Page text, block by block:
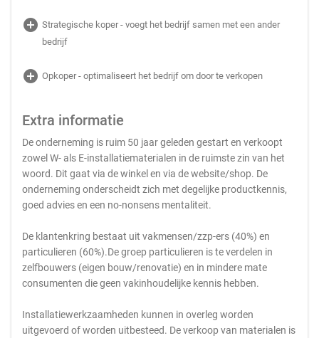
add_circle Strategische koper - voegt het bedrijf samen met een ander
bedrijf
add_circle Opkoper - optimaliseert het bedrijf om door te verkopen
Extra informatie
De onderneming is ruim 50 jaar geleden gestart en verkoopt
zowel W- als E-installatiematerialen in de ruimste zin van het
woord. Dit gaat via de winkel en via de website/shop. De
onderneming onderscheidt zich met degelijke productkennis,
goed advies en een no-nonsens mentaliteit.
De klantenkring bestaat uit vakmensen/zzp-ers (40%) en
particulieren (60%).De groep particulieren is te verdelen in
zelfbouwers (eigen bouw/renovatie) en in mindere mate
consumenten die geen vakinhoudelijke kennis hebben.
Installatiewerkzaamheden kunnen in overleg worden
uitgevoerd of worden uitbesteed. De verkoop van materialen is